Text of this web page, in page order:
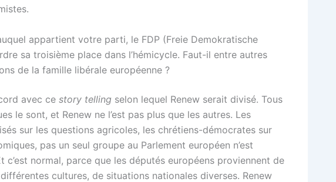
appartient votre parti, le FDP (Freie Demokratische
sa troisième place dans l’hémicycle. Faut-il entre autres
de la famille libérale européenne ?
avec ce story telling selon lequel Renew serait divisé. Tous
le sont, et Renew ne l’est pas plus que les autres. Les
sur les questions agricoles, les chrétiens-démocrates sur
pas un seul groupe au Parlement européen n’est
c’est normal, parce que les députés européens proviennent de
cultures, de situations nationales diverses. Renew